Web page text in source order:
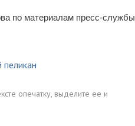
по материалам пресс-службы
пеликан